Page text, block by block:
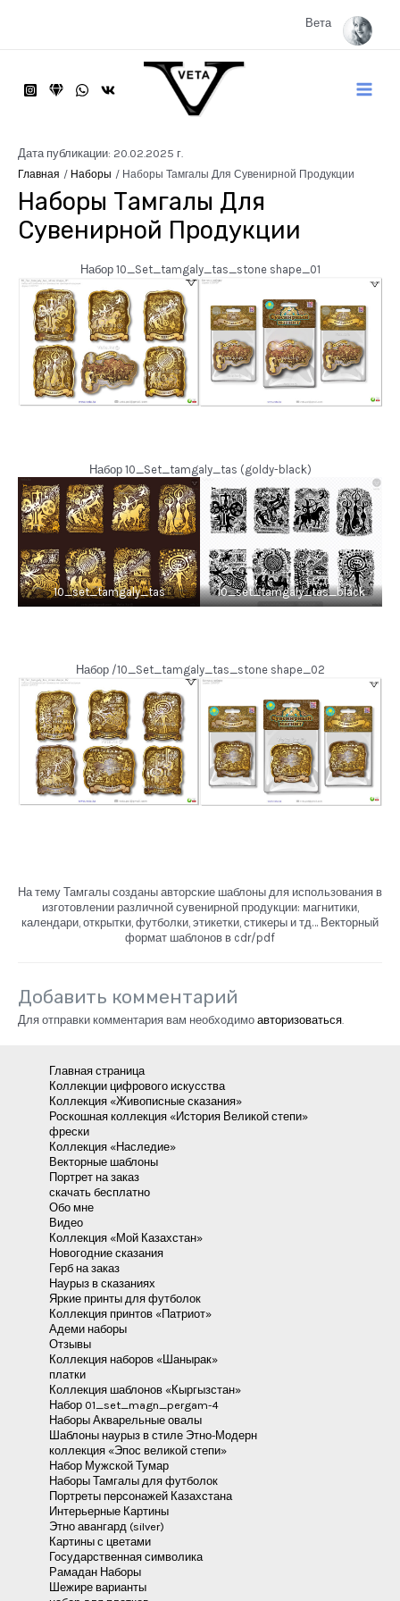
Вета
Main
Дата публикации: 20.02.2025 г.
Главная Наборы Наборы Тамгалы Для Сувенирной Продукции
Наборы Тамгалы Для
Сувенирной Продукции
Набор 10_Set_tamgaly_tas_stone shape_01
Набор 10_Set_tamgaly_tas (goldy-black)
10_set_tamgaly_tas 10_set_tamgaly_tas_black
Набор /10_Set_tamgaly_tas_stone shape_02
На тему Тамгалы созданы авторские шаблоны для использования в
изготовлении различной сувенирной продукции: магнитики,
календари, открытки, футболки, этикетки, стикеры и тд… Векторный
формат шаблонов в cdr/pdf
Добавить комментарий
Для отправки комментария вам необходимо авторизоваться.
Главная страница
Коллекции цифрового искусства
Коллекция «Живописные сказания»
Роскошная коллекция «История Великой степи»
фрески
Коллекция «Наследие»
Векторные шаблоны
Портрет на заказ
скачать бесплатно
Обо мне
Видео
Коллекция «Мой Казахстан»
Новогодние сказания
Герб на заказ
Наурыз в сказаниях
Яркие принты для футболок
Коллекция принтов «Патриот»
Адеми наборы
Отзывы
Коллекция наборов «Шанырак»
платки
Коллекция шаблонов «Кыргызстан»
Набор 01_set_magn_pergam-4
Наборы Акварельные овалы
Шаблоны наурыз в стиле Этно-Модерн
коллекция «Эпос великой степи»
Набор Мужской Тумар
Наборы Тамгалы для футболок
Портреты персонажей Казахстана
Интерьерные Картины
Этно авангард (silver)
Картины с цветами
Государственная символика
Рамадан Наборы
Шежире варианты